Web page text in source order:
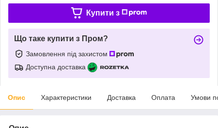
Купити з
Що таке купити з Пром?
Замовлення під захистом
Доступна доставка
Опис Характеристики Доставка Оплата Умови